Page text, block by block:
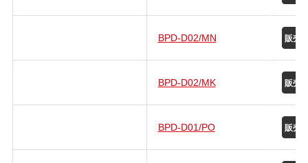
BPD-D02/MN
BPD-D02/MK
BPD-D01/PO